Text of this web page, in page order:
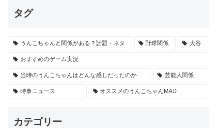
タグ
うんこちゃんと関係がある？話題・ネタ 野球関係 大谷
おすすめのゲーム実況
当時のうんこちゃんはどんな感じだったのか 芸能人関係
時事ニュース オススメのうんこちゃんMAD
カテゴリー